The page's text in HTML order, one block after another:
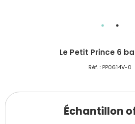
Le Petit Prince 6
Réf. : PP0614V-0
Échantillon